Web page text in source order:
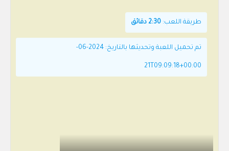
طريقة اللعب: 2:30 دقائق
تم تحميل اللعبة وتحديثها بالتاريخ: 2024-06-
21T09:09:18+00:00